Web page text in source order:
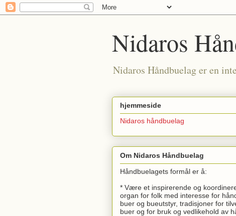
Nidaros
Nidaros Håndbuelag er en
hjemmeside
Nidaros håndbuelag
Om Nidaros Håndbuelag
Håndbuelagets formål er å:
* Være et inspirerende og
organ for folk med interesse for
buer og bueutstyr, tradisjoner for
buer og for bruk og vedlikehold av